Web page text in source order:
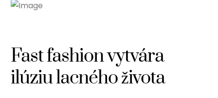
Fast fashion vytvára
ilúziu lacného života